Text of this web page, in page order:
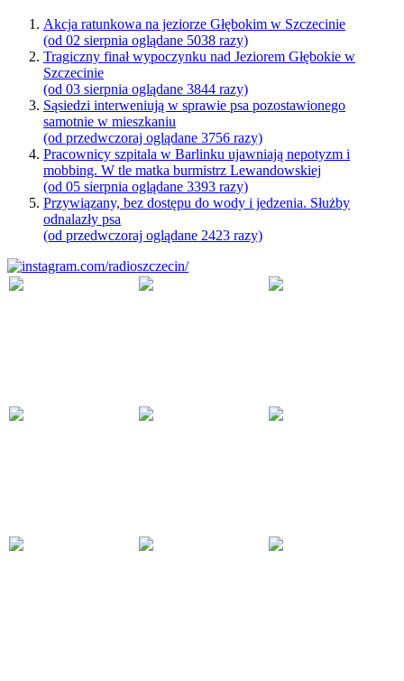
Akcja ratunkowa na jeziorze Głębokim w Szczecinie
(od 02 sierpnia oglądane 5038 razy)
Tragiczny finał wypoczynku nad Jeziorem Głębokie w
Szczecinie
(od 03 sierpnia oglądane 3844 razy)
Sąsiedzi interweniują w sprawie psa pozostawionego
samotnie w mieszkaniu
(od przedwczoraj oglądane 3756 razy)
Pracownicy szpitala w Barlinku ujawniają nepotyzm i
mobbing. W tle matka burmistrz Lewandowskiej
(od 05 sierpnia oglądane 3393 razy)
Przywiązany, bez dostępu do wody i jedzenia. Służby
odnalazły psa
(od przedwczoraj oglądane 2423 razy)